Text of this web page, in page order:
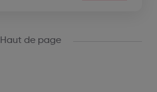
Haut de page